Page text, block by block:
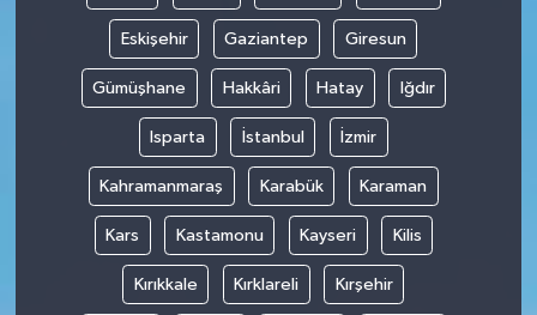
Eskişehir Gaziantep Giresun
Gümüşhane Hakkâri Hatay Iğdır
Isparta İstanbul İzmir
Kahramanmaraş Karabük Karaman
Kars Kastamonu Kayseri Kilis
Kırıkkale Kırklareli Kırşehir